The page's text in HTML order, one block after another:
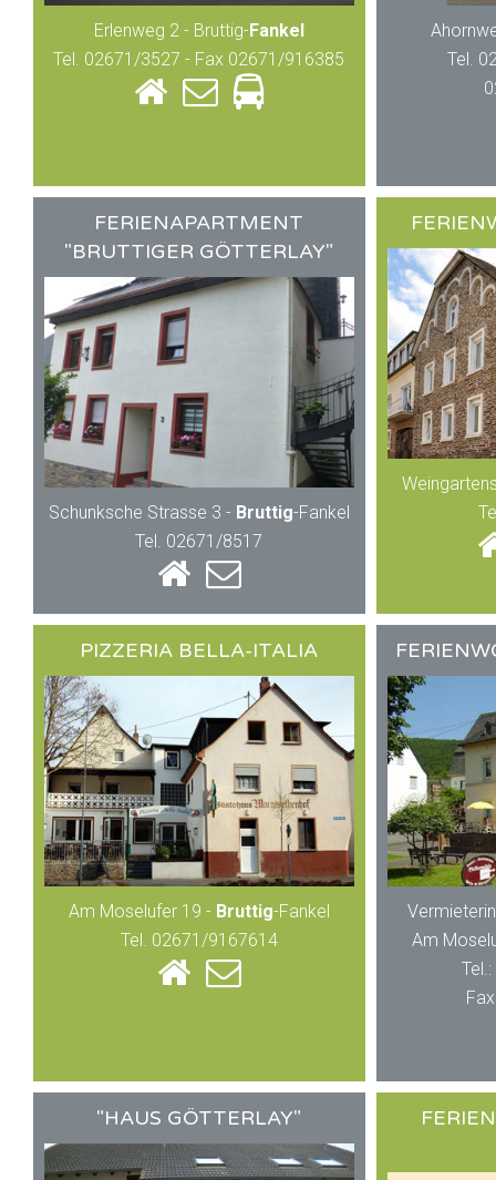
Erlenweg 2 - Bruttig-Fankel
Tel. 02671/3527 - Fax 02671/916385
Tel.
FERIENAPARTMENT
"BRUTTIGER GÖTTERLAY"
Schunksche Strasse 3 - Bruttig-Fankel
Tel. 02671/8517
PIZZERIA BELLA-ITALIA
Am Moselufer 19 - Bruttig-Fankel
Tel. 02671/9167614
Am
"HAUS GÖTTERLAY"